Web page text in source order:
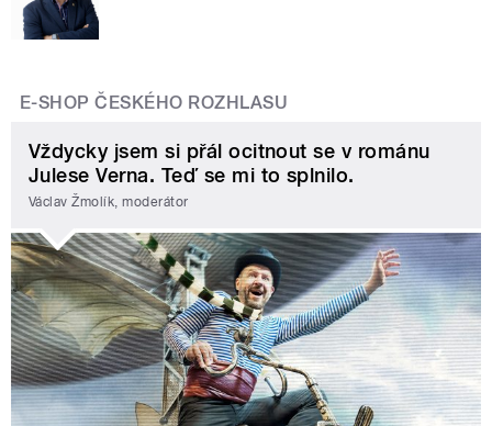
E-SHOP ČESKÉHO ROZHLASU
Vždycky jsem si přál ocitnout se v románu
Julese Verna. Teď se mi to splnilo.
Václav Žmolík, moderátor